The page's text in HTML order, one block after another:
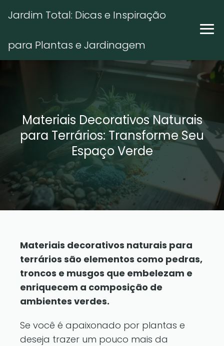
Jardim Total: Dicas e Inspiração
para Plantas e Jardinagem
Materiais Decorativos Naturais
para Terrários: Transforme Seu
Espaço Verde
Materiais decorativos naturais para
terrários são elementos como pedras,
troncos e musgos que embelezam e
enriquecem a composição de
ambientes verdes.
Se você é apaixonado por plantas e
deseja trazer um pouco mais da